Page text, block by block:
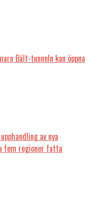
Bält-tunneln kan öppna
av nya
fem regioner fatta